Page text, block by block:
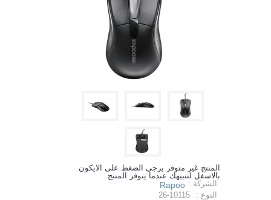
المنتج غير متوفر يرجي الضغط على الايكون
بالاسفل لتنبيهك عندما يتوفر المنتج
الشركة : Rapoo
النوع :
26-10115